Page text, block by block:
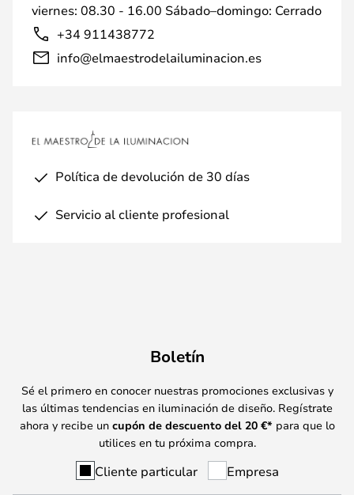
viernes: 08.30 - 16.00 Sábado–domingo: Cerrado
+34 911438772
info@elmaestrodelailuminacion.es
Política de devolución de 30 días
Servicio al cliente profesional
Boletín
Sé el primero en conocer nuestras promociones exclusivas y
las últimas tendencias en iluminación de diseño. Regístrate
ahora y recibe un cupón de descuento del 20 €* para que lo
utilices en tu próxima compra.
Cliente particular Empresa